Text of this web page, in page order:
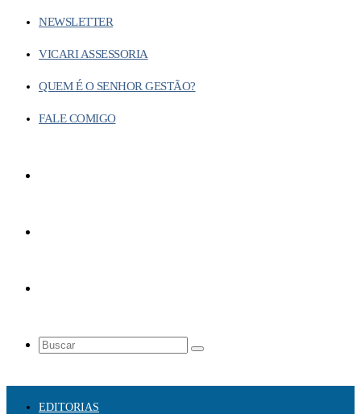
NEWSLETTER
VICARI ASSESSORIA
QUEM É O SENHOR GESTÃO?
FALE COMIGO
EDITORIAS